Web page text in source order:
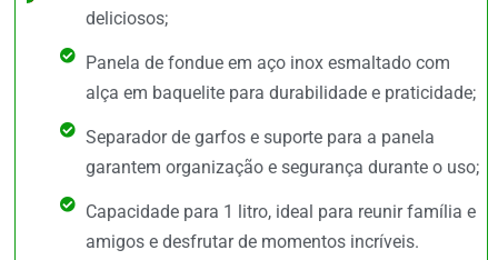
deliciosos;
Panela de fondue em aço inox esmaltado com
alça em baquelite para durabilidade e praticidade;
Separador de garfos e suporte para a panela
garantem organização e segurança durante o uso;
Capacidade para 1 litro, ideal para reunir família e
amigos e desfrutar de momentos incríveis.